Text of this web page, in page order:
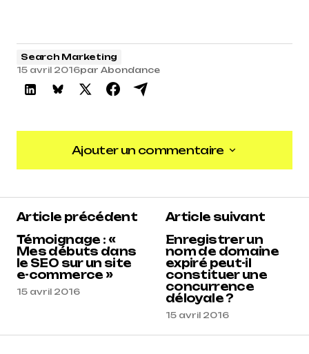
Search Marketing
15 avril 2016par Abondance
Ajouter un commentaire
Ajouter un commentaire
Article précédent
Témoignage : «
Mes débuts dans
le SEO sur un site
e-commerce »
15 avril 2016
Article suivant
Enregistrer un
nom de domaine
expiré peut-il
constituer une
concurrence
déloyale ?
15 avril 2016